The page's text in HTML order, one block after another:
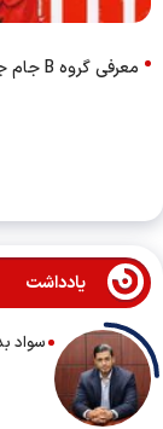
معرفی گروه B جام جهانی ۲۰۲۶؛ نبرد مدعیان برای دو بلیت صعود + فیلم
یادداشت
سواد